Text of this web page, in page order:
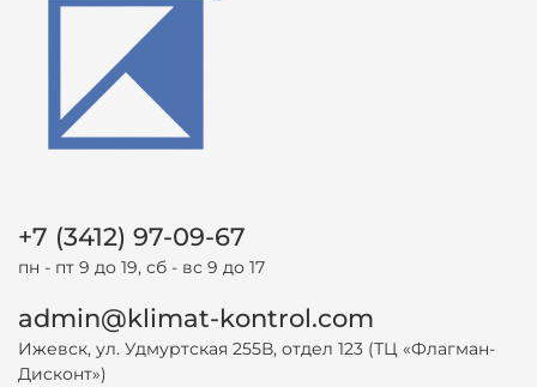
+7 (3412) 97-09-67
пн - пт 9 до 19, сб - вс 9 до 17
admin@klimat-kontrol.com
Ижевск, ул. Удмуртская 255В, отдел 123 (ТЦ «Флагман-
Дисконт»)